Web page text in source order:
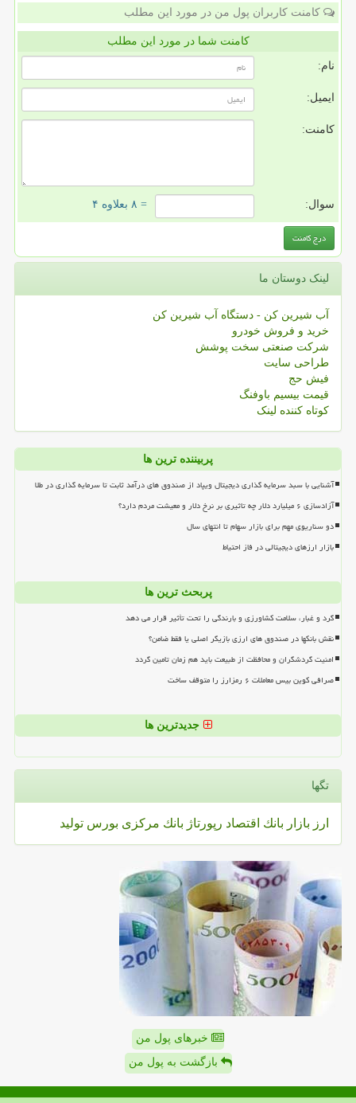
کامنت کاربران پول من در مورد این مطلب
کامنت شما در مورد این مطلب
نام:
ایمیل:
کامنت:
سوال: = ۸ بعلاوه ۴
لینک دوستان ما
آب شیرین کن - دستگاه آب شیرین کن
خرید و فروش خودرو
شرکت صنعتی سخت پوشش
طراحی سایت
فیش حج
قیمت بیسیم باوفنگ
کوتاه کننده لینک
پربیننده ترین ها
آشنایی با سبد سرمایه گذاری دیجیتال ویپاد از صندوق های درآمد ثابت تا سرمایه گذاری در طلا
آزادسازی ۶ میلیارد دلار چه تاثیری بر نرخ دلار و معیشت مردم دارد؟
دو سناریوی مهم برای بازار سهام تا انتهای سال
بازار ارزهای دیجیتالی در فاز احتیاط
پربحث ترین ها
گرد و غبار، سلامت کشاورزی و بارندگی را تحت تأثیر قرار می دهد
نقش بانکها در صندوق های ارزی بازیگر اصلی یا فقط ضامن؟
امنیت گردشگران و محافظت از طبیعت باید هم زمان تامین گردد
صرافی کوین بیس معاملات ۶ رمزارز را متوقف ساخت
جدیدترین ها
تگها
ارز بازار بانك اقتصاد رپورتاژ بانك مركزی بورس تولید
خبرهای پول من
بازگشت به پول من